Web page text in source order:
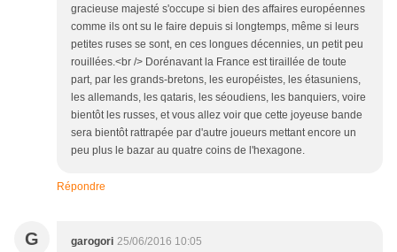
gracieuse majesté s'occupe si bien des affaires européennes
comme ils ont su le faire depuis si longtemps, même si leurs
petites ruses se sont, en ces longues décennies, un petit peu
rouillées.<br /> Dorénavant la France est tiraillée de toute
part, par les grands-bretons, les européistes, les étasuniens,
les allemands, les qataris, les séoudiens, les banquiers, voire
bientôt les russes, et vous allez voir que cette joyeuse bande
sera bientôt rattrapée par d'autre joueurs mettant encore un
peu plus le bazar au quatre coins de l'hexagone.
Répondre
G garogori 25/06/2016 10:05